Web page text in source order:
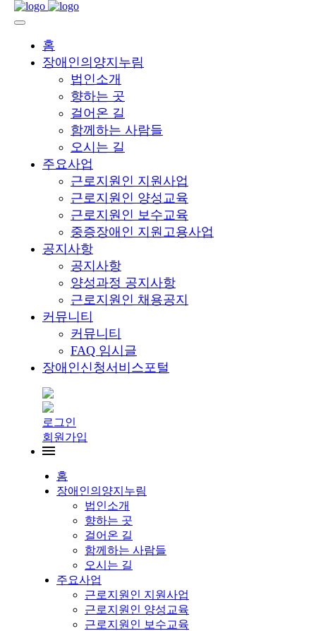
홈
장애인의양지누림
법인소개
향하는 곳
걸어온 길
함께하는 사람들
오시는 길
주요사업
근로지원인 지원사업
근로지원인 양성교육
근로지원인 보수교육
중증장애인 지원고용사업
공지사항
공지사항
양성과정 공지사항
근로지원인 채용공지
커뮤니티
커뮤니티
FAQ 임시글
장애인신청서비스포털
로그인
회원가입
홈
장애인의양지누림
법인소개
향하는 곳
걸어온 길
함께하는 사람들
오시는 길
주요사업
근로지원인 지원사업
근로지원인 양성교육
근로지원인 보수교육